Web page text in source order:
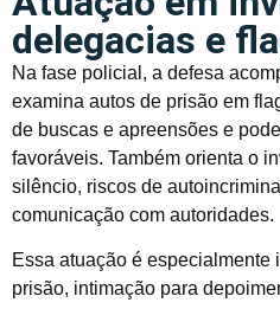
delegacias e
Na fase policial, a defesa
examina autos de prisão em
de buscas e apreensões e
favoráveis. Também orienta o
silêncio, riscos de
comunicação com autoridades.
Essa atuação é especialmente
prisão, intimação para